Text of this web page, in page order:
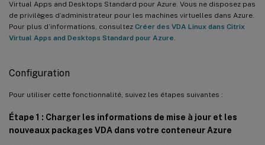
Virtual Apps and Desktops Standard pour Azure. Vous ne disposez pas
de privilèges d’administrateur pour les machines virtuelles dans Azure.
Pour plus d’informations, consultez Créer des VDA Linux dans Citrix
Virtual Apps and Desktops Standard pour Azure
Configuration
Pour utiliser cette fonctionnalité, suivez les étapes suivantes :
Étape 1 : Charger les informations de mise à jour et les
nouveaux packages VDA dans votre conteneur Azure